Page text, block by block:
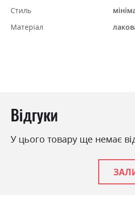
Стиль
Матеріал
Відгуки
У цього товару ще немає